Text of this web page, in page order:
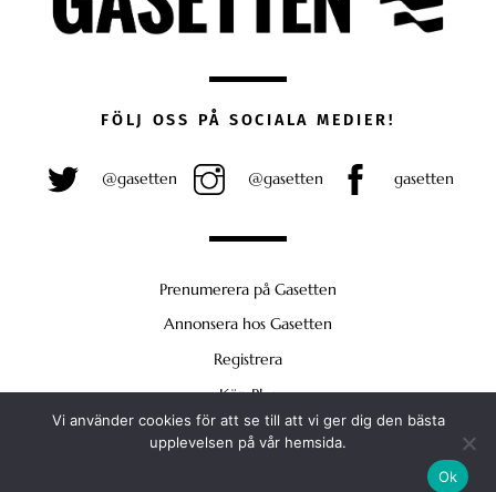
To
FÖLJ OSS PÅ SOCIALA MEDIER!
@gasetten @gasetten gasetten
Prenumerera på Gasetten
Annonsera hos Gasetten
Registrera
Köp Plus
Vi använder cookies för att se till att vi ger dig den bästa
upplevelsen på vår hemsida.
Ok